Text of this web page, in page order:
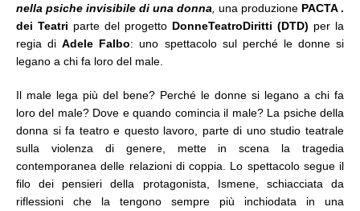
nella psiche invisibile di una donna una produzione PACTA .
dei Teatri parte del progetto DonneTeatroDiritti (DTD) per la
regia diAdele Falbo: uno spettacolo sul perché le donne si
legano a chi fa loro del male.
Il male lega più del bene? Perché le donne si legano a chi fa
loro del male? Dove e quando comincia il male? La psiche della
donna si fa teatro e questo lavoro, parte di uno studio teatrale
sulla violenza di genere, mette in scena la tragedia
contemporanea delle relazioni di coppia. Lo spettacolo segue il
filo dei pensieri della protagonista, Ismene, schiacciata da
riflessioni che la tengono sempre più inchiodata in una